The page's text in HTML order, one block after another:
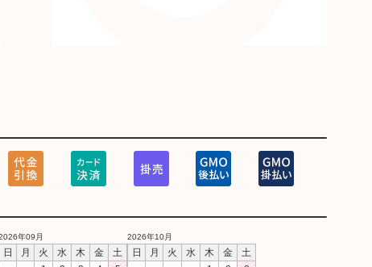
年09月
日 月 火 水 木 金
土
2026年10月
日 月 火 水 木 金
土